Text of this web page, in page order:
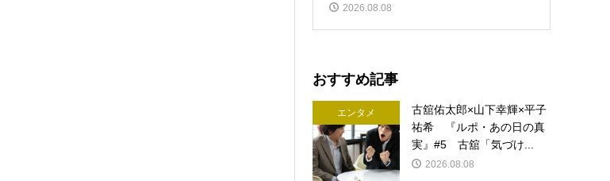
2026.08.08
おすすめ記事
エンタメ
古舘佑太郎×山下幸輝×平子
祐希 『ルポ・あの日の真
実』#5 古舘「気づけ...
2026.08.08